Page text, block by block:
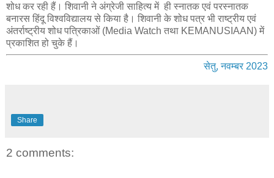
शोध कर रही हैं। शिवानी ने अंग्रेजी साहित्य में ही स्नातक एवं परस्नातक
बनारस हिंदू विश्वविद्यालय से किया है। शिवानी के शोध पत्र भी राष्ट्रीय एवं
अंतर्राष्ट्रीय शोध पत्रिकाओं (Media Watch तथा KEMANUSIAAN) में
प्रकाशित हो चुके हैं।
सेतु, नवम्बर 2023
Share
2 comments: